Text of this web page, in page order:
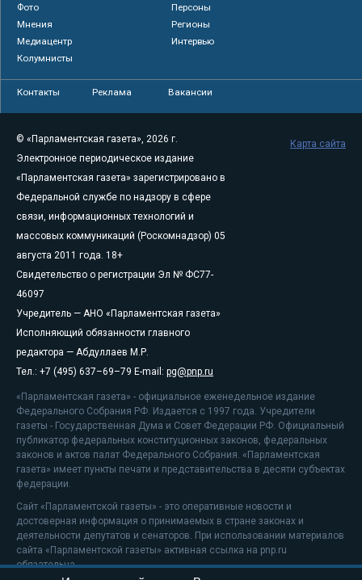
Фото
Персоны
Мнения
Регионы
Медиацентр
Интервью
Колумнисты
Контакты Реклама Вакансии
© «Парламентская газета», 2026 г.
Электронное периодическое издание
«Парламентская газета» зарегистрировано в
Федеральной службе по надзору в сфере
связи, информационных технологий и
массовых коммуникаций (Роскомнадзор) 05
августа 2011 года. 18+
Свидетельство о регистрации Эл № ФС77-
46097
Учредитель — АНО «Парламентская газета»
Исполняющий обязанности главного
редактора — Абдуллаев М.Р.
Тел.: +7 (495) 637–69–79 E-mail: pg@pnp.ru
«Парламентская газета» - официальное еженедельное издание
Федерального Собрания РФ. Издается с 1997 года. Учредители
газеты - Государственная Дума и Совет Федерации РФ. Официальный
публикатор федеральных конституционных законов, федеральных
законов и актов палат Федерального Собрания. «Парламентская
газета» имеет пункты печати и представительства в десяти субъектах
федерации.
Сайт «Парламентской газеты» - это оперативные новости и
достоверная информация о принимаемых в стране законах и
деятельности депутатов и сенаторов. При использовании материалов
сайта «Парламентской газеты» активная ссылка на pnp.ru
обязательна.
Карта сайта